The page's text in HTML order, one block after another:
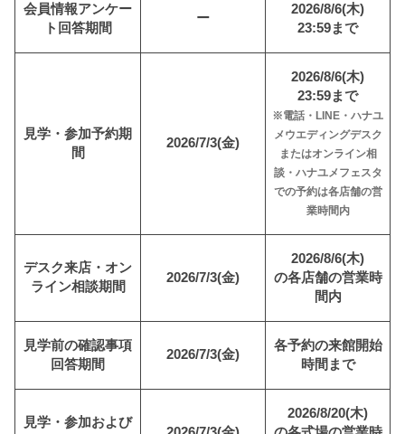
会員情報アンケー
ト回答期間
ー
2026/8/6(木)
23:59まで
見学・参加予約期
間
2026/7/3(金)
2026/8/6(木)
23:59まで
※電話・LINE・ハナユ
メウエディングデスク
またはオンライン相
談・ハナユメフェスタ
での予約は各店舗の営
業時間内
デスク来店・オン
ライン相談期間
2026/7/3(金)
2026/8/6(木)
の各店舗の営業時
間内
見学前の確認事項
回答期間
2026/7/3(金)
各予約の来館開始
時間まで
見学・参加および
2026/8/20(木)